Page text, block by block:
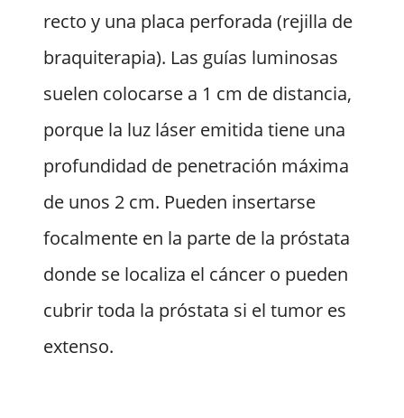
recto y una placa perforada (rejilla de
braquiterapia). Las guías luminosas
suelen colocarse a 1 cm de distancia,
porque la luz láser emitida tiene una
profundidad de penetración máxima
de unos 2 cm. Pueden insertarse
focalmente en la parte de la próstata
donde se localiza el cáncer o pueden
cubrir toda la próstata si el tumor es
extenso.